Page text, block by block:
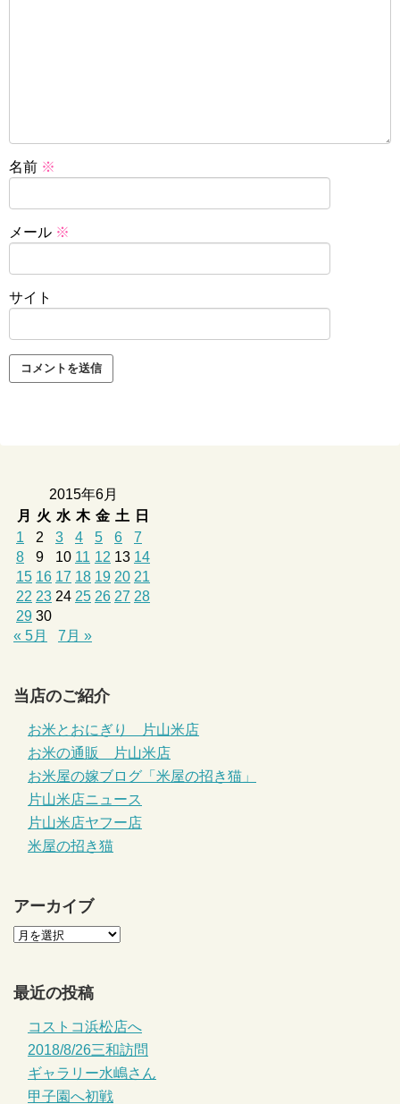
名前 ※
メール ※
サイト
2015年6月
月
火 水 木 金 土
日
1
2 3 4 5 6
7
8
9 10 11 12 13 14
15 16 17 18 19 20 21
22 23 24 25 26 27 28
29 30
« 5月
7月 »
当店のご紹介
お米とおにぎり 片山米店
お米の通販 片山米店
お米屋の嫁ブログ「米屋の招き猫」
片山米店ニュース
片山米店ヤフー店
米屋の招き猫
アーカイブ
最近の投稿
コストコ浜松店へ
2018/8/26三和訪問
ギャラリー水嶋さん
甲子園へ初戦